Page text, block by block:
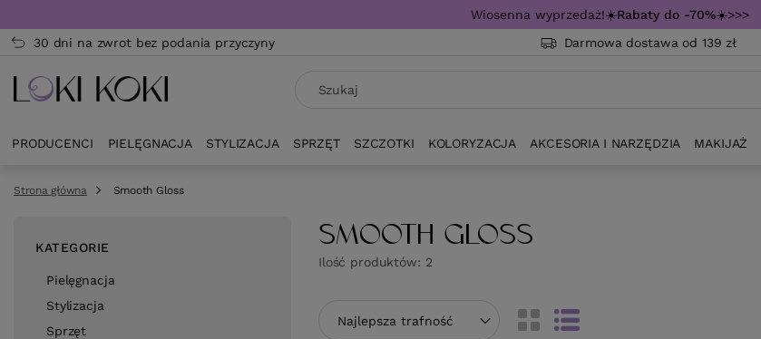
Wiosenna wyprzedaż!☀️Rabaty do -70%☀️>>>
30 dni na zwrot bez podania przyczyny
Darmowa dostawa od 139 zł
PRODUCENCI PIELĘGNACJA STYLIZACJA SPRZĘT SZCZOTKI KOLORYZACJA AKCESORIA I NARZĘDZIA MAKIJAŻ
Strona główna Smooth Gloss
KATEGORIE
Pielęgnacja
Stylizacja
Sprzęt
SMOOTH GLOSS
Ilość produktów: 2
Zmień sortowanie
Najlepsza trafność